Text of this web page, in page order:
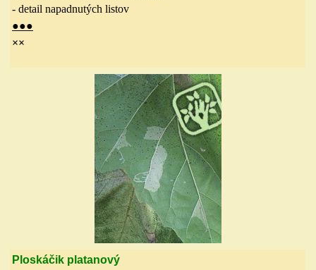
- detail napadnutých listov
●●●
××
Ploskáčik platanový